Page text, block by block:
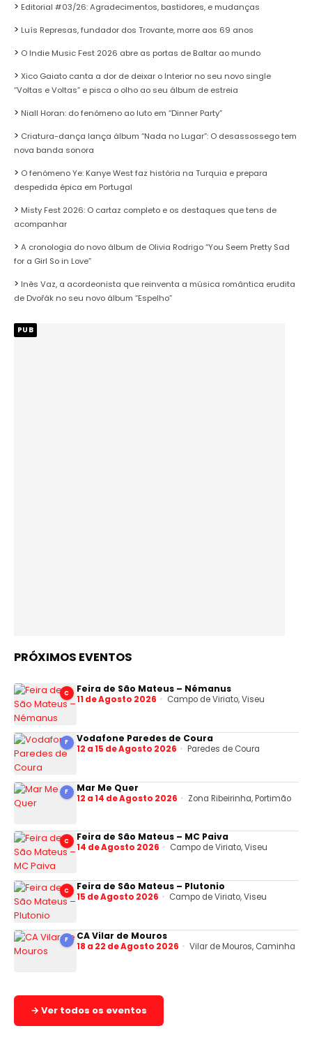
Editorial #03/26: Agradecimentos, bastidores, e mudanças
Luís Represas, fundador dos Trovante, morre aos 69 anos
O Indie Music Fest 2026 abre as portas de Baltar ao mundo
Xico Gaiato canta a dor de deixar o Interior no seu novo single
“Voltas e Voltas” e pisca o olho ao seu álbum de estreia
Niall Horan: do fenómeno ao luto em “Dinner Party”
Criatura-dança lança álbum “Nada no Lugar”: O desassossego tem
nova banda sonora
O fenómeno Ye: Kanye West faz história na Turquia e prepara
despedida épica em Portugal
Misty Fest 2026: O cartaz completo e os destaques que tens de
acompanhar
A cronologia do novo álbum de Olivia Rodrigo “You Seem Pretty Sad
for a Girl So in Love”
Inês Vaz, a acordeonista que reinventa a música romântica erudita
de Dvořák no seu novo álbum “Espelho”
PUB
PRÓXIMOS EVENTOS
C Feira de São Mateus – Némanus
11 de Agosto 2026 Campo de Viriato, Viseu
F Vodafone Paredes de Coura
12 a 15 de Agosto 2026 Paredes de Coura
F Mar Me Quer
12 a 14 de Agosto 2026 Zona Ribeirinha, Portimão
C Feira de São Mateus – MC Paiva
14 de Agosto 2026 Campo de Viriato, Viseu
C Feira de São Mateus – Plutonio
15 de Agosto 2026 Campo de Viriato, Viseu
F CA Vilar de Mouros
18 a 22 de Agosto 2026 Vilar de Mouros, Caminha
→ Ver todos os eventos